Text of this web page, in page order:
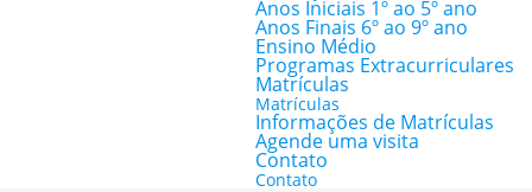
Anos Iniciais 1º ao 5º ano
Anos Finais 6º ao 9º ano
Ensino Médio
Programas Extracurriculares
Matrículas
Matrículas
Informações de Matrículas
Agende uma visita
Contato
Contato